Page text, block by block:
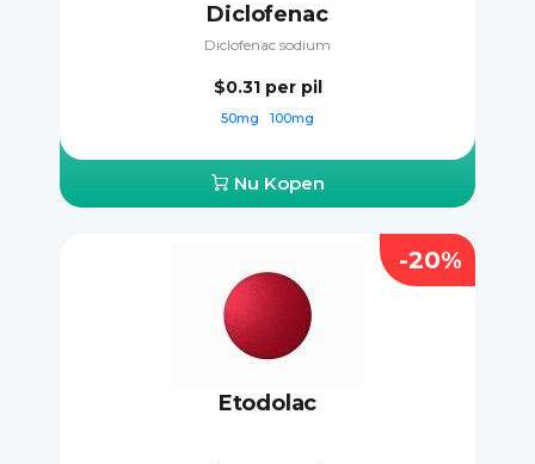
Diclofenac
Diclofenac sodium
$0.31 per pil
50mg 100mg
Nu Kopen
Etodolac
-20%